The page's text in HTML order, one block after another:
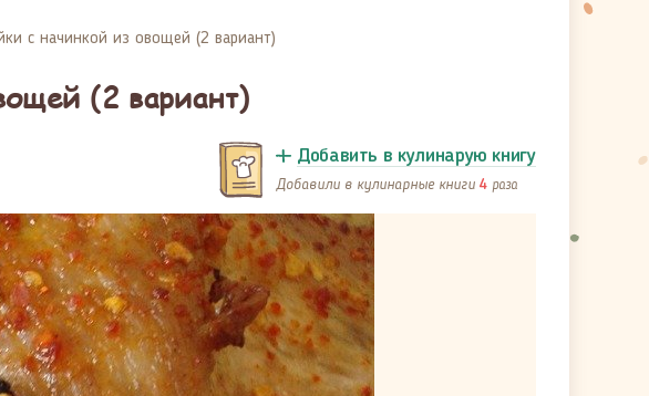
с начинкой из овощей (2 вариант)
(2 вариант)
Добавить в кулинарую книгу
Добавили в кулинарные книги 4 раза